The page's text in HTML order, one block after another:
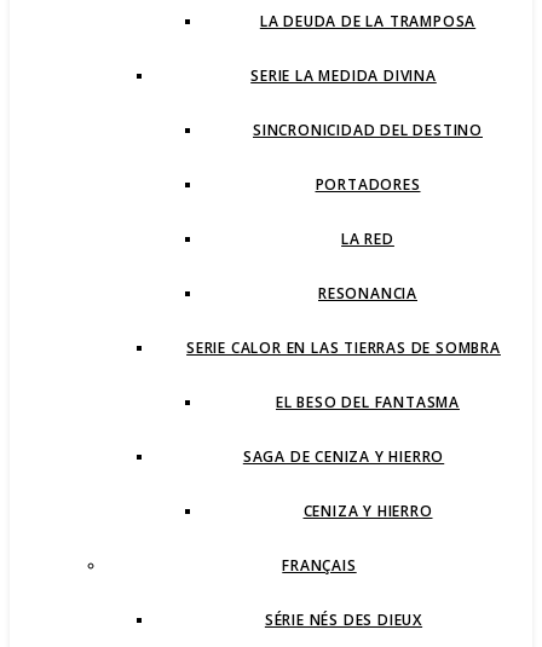
LA DEUDA DE LA TRAMPOSA
SERIE LA MEDIDA DIVINA
SINCRONICIDAD DEL DESTINO
PORTADORES
LA RED
RESONANCIA
SERIE CALOR EN LAS TIERRAS DE SOMBRA
EL BESO DEL FANTASMA
SAGA DE CENIZA Y HIERRO
CENIZA Y HIERRO
FRANÇAIS
SÉRIE NÉS DES DIEUX